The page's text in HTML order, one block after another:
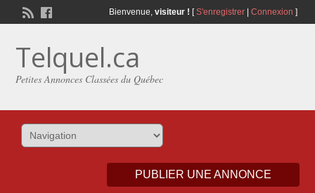
Bienvenue, visiteur ! [S'enregistrer| Connexion ]
Telquel.ca
Petites Annonces Classées du Québec
PUBLIER UNE ANNONCE